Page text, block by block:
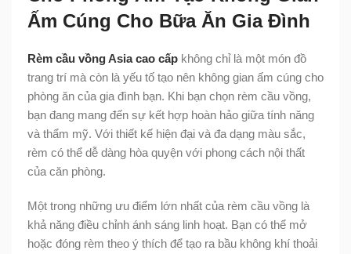
Ấm Cúng Cho Bữa Ăn Gia Đình
Rèm cầu vồng Asia cao cấp không chỉ là một món đồ
trang trí mà còn là yếu tố tạo nên không gian ấm cúng cho
phòng ăn của gia đình bạn. Khi bạn chọn rèm cầu vồng,
bạn đang mang đến sự kết hợp hoàn hảo giữa tính năng
và thẩm mỹ. Với thiết kế hiện đại và đa dạng màu sắc,
rèm có thể dễ dàng hòa quyện với phong cách nội thất
của căn phòng.
Một trong những ưu điểm lớn nhất của rèm cầu vồng là
khả năng điều chỉnh ánh sáng linh hoạt. Bạn có thể mở
hoặc đóng rèm theo ý thích để tạo ra bầu không khí thoải